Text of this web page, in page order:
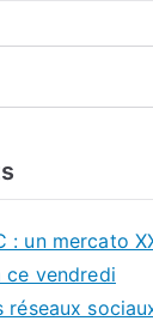
: un mercato
ce vendredi